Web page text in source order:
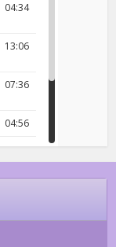
04:34
13:06
07:36
04:56
18:00
04:43